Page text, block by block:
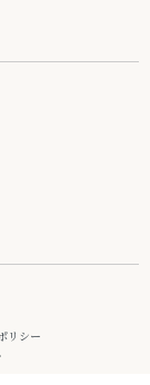
リシー